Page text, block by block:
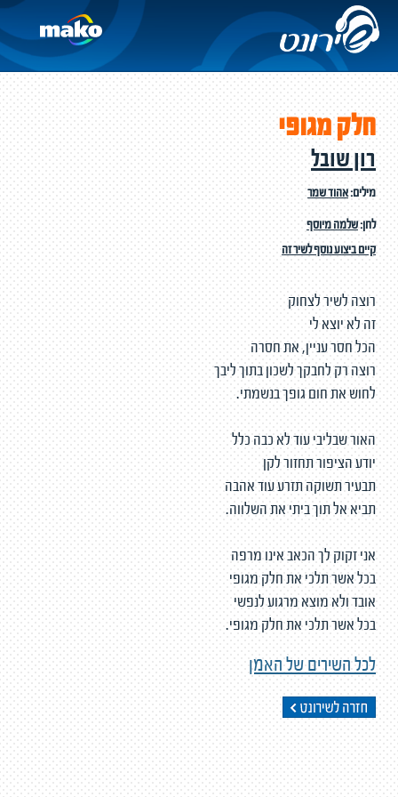
חלק מגופי
רון שובל
מילים:אהוד שמר
לחן:שלמה מיוסף
קיים ביצוע נוסף לשיר זה
רוצה לשיר לצחוק
זה לא יוצא לי
הכל חסר עניין, את חסרה
רוצה רק לחבקך לשכון בתוך ליבך
לחוש את חום גופך בנשמתי.
האור שבליבי עוד לא כבה כלל
יודע הציפור תחזור לקן
תבעיר תשוקה תזרע עוד אהבה
תביא אל תוך ביתי את השלווה.
אני זקוק לך הכאב אינו מרפה
בכל אשר תלכי את חלק מגופי
אובד ולא מוצא מרגוע לנפשי
בכל אשר תלכי את חלק מגופי.
לכל השירים של האמן